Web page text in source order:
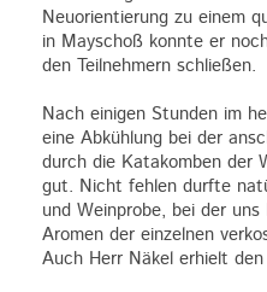
Neuorientierung zu einem
in Mayschoß konnte er
den Teilnehmern schließen.
Nach einigen Stunden im
eine Abkühlung bei der
durch die Katakomben der
gut. Nicht fehlen durfte
und Weinprobe, bei der
Aromen der einzelnen
Auch Herr Näkel erhielt